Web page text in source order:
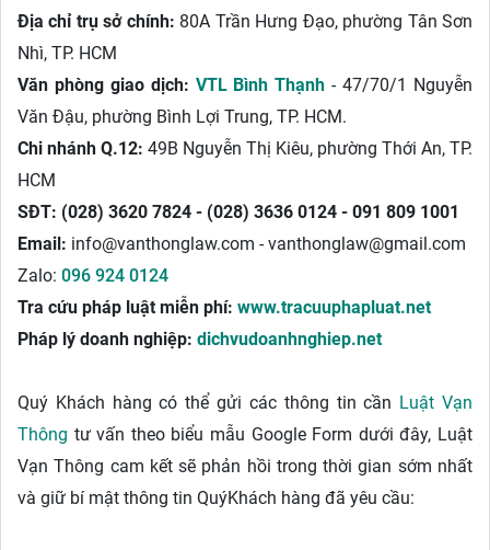
Địa chỉ trụ sở chính: 80A Trần Hưng Đạo, phường Tân Sơn
Nhì, TP. HCM
Văn phòng giao dịch: VTL Bình Thạnh - 47/70/1 Nguyễn
Văn Đậu, phường Bình Lợi Trung, TP. HCM.
Chi nhánh Q.12: 49B Nguyễn Thị Kiêu, phường Thới An, TP.
HCM
SĐT: (028) 3620 7824 - (028) 3636 0124 - 091 809 1001
Email: info@vanthonglaw.com - vanthonglaw@gmail.com
Zalo: 096 924 0124
Tra cứu pháp luật miễn phí: www.tracuuphapluat.net
Pháp lý doanh nghiệp: dichvudoanhnghiep.net
Quý Khách hàng có thể gửi các thông tin cần Luật Vạn
Thông tư vấn theo biểu mẫu Google Form dưới đây, Luật
Vạn Thông cam kết sẽ phản hồi trong thời gian sớm nhất
và giữ bí mật thông tin QuýKhách hàng đã yêu cầu: